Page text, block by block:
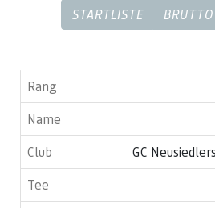
STARTLISTE BRUTTO
GC